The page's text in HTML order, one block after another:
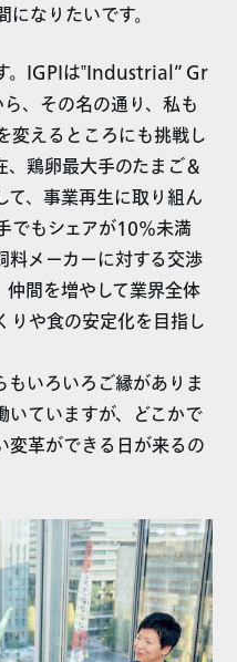
なりたいです。
。IGPIは‟Industrial” Gr
、その名の通り、私も
変えるところにも挑戦し
鶏卵最大手のたまご＆
て、事業再生に取り組ん
でもシェアが10％未満
料メーカーに対する交渉
仲間を増やして業界全体
りや食の安定化を目指し
もいろいろご縁がありま
いていますが、どこかで
変革ができる日が来るの